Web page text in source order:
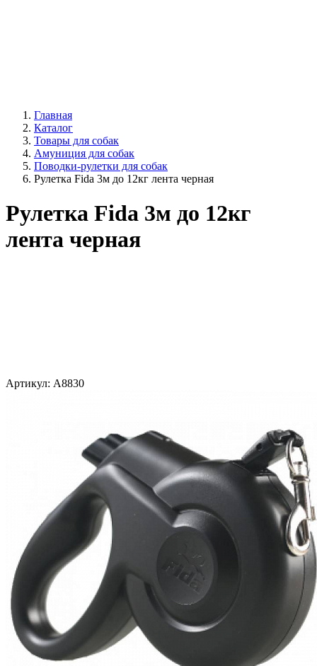
Главная
Каталог
Товары для собак
Амуниция для собак
Поводки-рулетки для собак
Рулетка Fida 3м до 12кг лента черная
Рулетка Fida 3м до 12кг
лента черная
Артикул: A8830